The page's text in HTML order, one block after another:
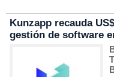
Kunzapp recauda
gestión de software